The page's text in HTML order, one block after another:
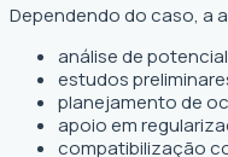
Dependendo do caso, a
análise de
estudos
planejamento de
apoio em
compatibilização